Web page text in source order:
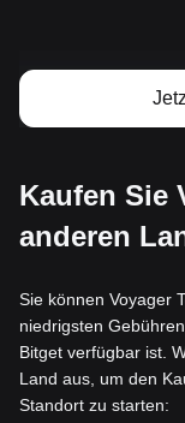
Kaufen Sie
anderen
Sie können Voyager
niedrigsten
Bitget verfügbar ist.
Land aus, um den
Standort zu starten: